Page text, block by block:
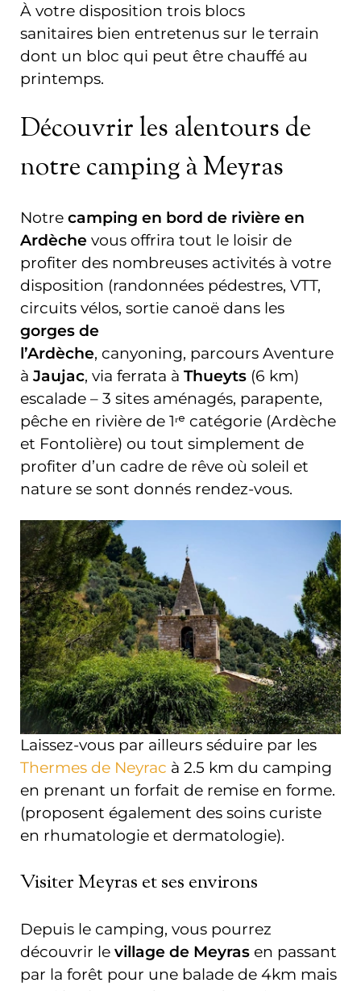
À votre disposition trois blocs
sanitaires bien entretenus sur le terrain
dont un bloc qui peut être chauffé au
printemps.
Découvrir les alentours de
notre camping à Meyras
Notre camping en bord de rivière en
Ardèche vous offrira tout le loisir de
profiter des nombreuses activités à votre
disposition (randonnées pédestres, VTT,
circuits vélos, sortie canoë dans les
gorges de
l’Ardèche, canyoning, parcours Aventure
à Jaujac, via ferrata à Thueyts (6 km)
escalade – 3 sites aménagés, parapente,
pêche en rivière de 1ʳᵉ catégorie (Ardèche
et Fontolière) ou tout simplement de
profiter d’un cadre de rêve où soleil et
nature se sont donnés rendez-vous.
Laissez-vous par ailleurs séduire par les
Thermes de Neyrac à 2.5 km du camping
en prenant un forfait de remise en forme.
(proposent également des soins curiste
en rhumatologie et dermatologie).
Visiter Meyras et ses environs
Depuis le camping, vous pourrez
découvrir le village de Meyras en passant
par la forêt pour une balade de 4km mais